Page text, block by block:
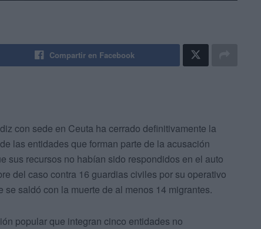
Compartir en Facebook
con sede en Ceuta ha cerrado definitivamente la
las entidades que forman parte de la acusación
sus recursos no habían sido respondidos en el auto
del caso contra 16 guardias civiles por su operativo
se saldó con la muerte de al menos 14 migrantes.
popular que integran cinco entidades no